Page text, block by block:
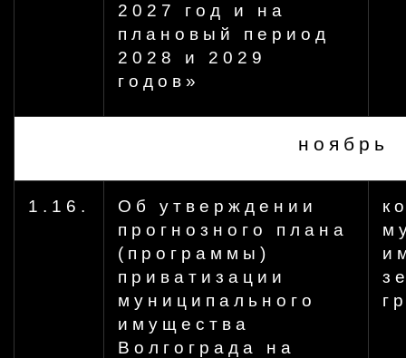
2027 год и на
плановый период
2028 и 2029
годов»
ноябрь
1.16.
Об утверждении
прогнозного плана
(программы)
приватизации
муниципального
имущества
Волгограда на